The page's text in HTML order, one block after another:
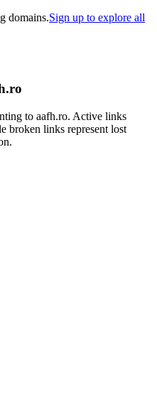
domains.Sign up to explore all
to aafh.ro. Active links
broken links represent lost